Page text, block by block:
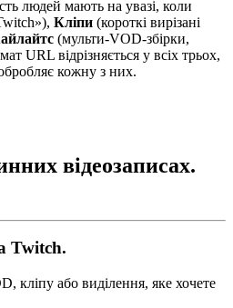
людей мають на увазі, коли
Кліпи (короткі вирізані
(мульти-VOD-збірки,
URL відрізняється у всіх трьох,
кожну з них.
відеозаписах.
Twitch.
кліпу або виділення, яке хочете